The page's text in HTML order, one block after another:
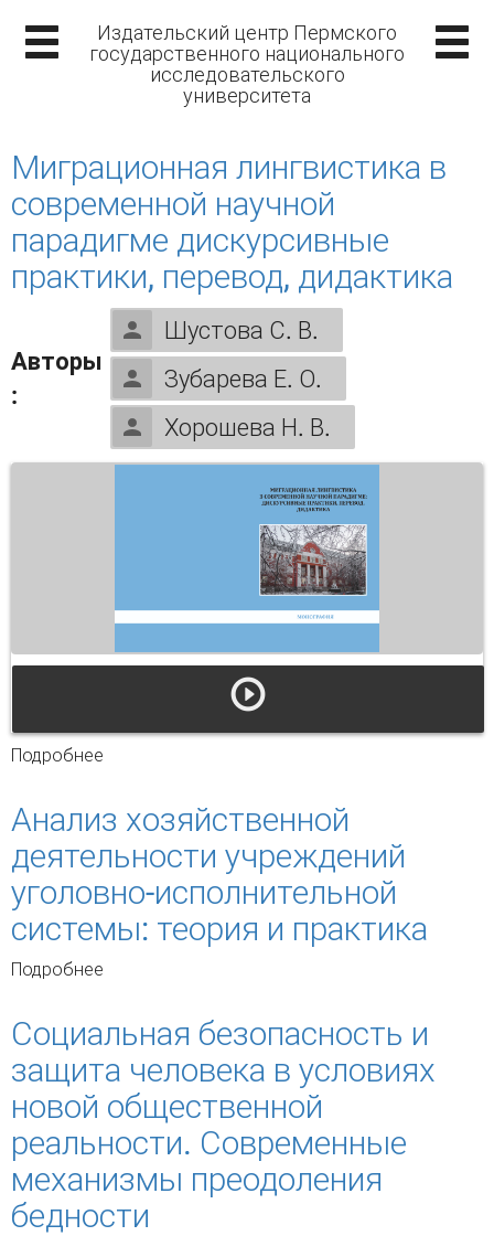
Издательский центр Пермского
государственного национального
исследовательского
университета
Миграционная лингвистика в
современной научной
парадигме дискурсивные
практики, перевод, дидактика
Авторы
:
Шустова С. В.
Зубарева Е. О.
Хорошева Н. В.
Подробнее
перевод, дидактика
Анализ хозяйственной
деятельности учреждений
уголовно-исполнительной
системы: теория и практика
Подробнее
системы: теория и практика
Социальная безопасность и
защита человека в условиях
новой общественной
реальности. Современные
механизмы преодоления
бедности